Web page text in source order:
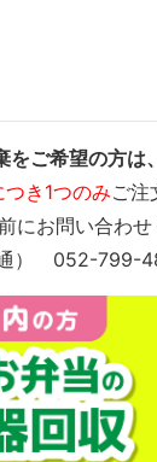
ご希望の方
き1つのみご注
にお問い合わせ
） 052-799-